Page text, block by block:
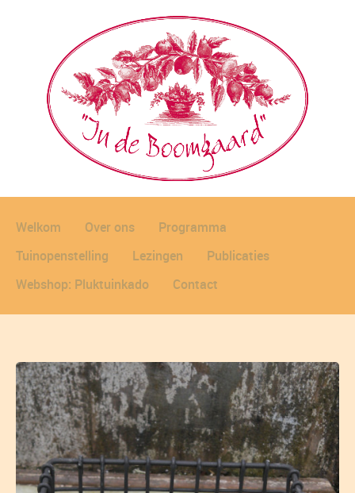
Welkom Over ons
Programma
Tuinopenstelling
Lezingen
Publicaties
Webshop: Pluktuinkado
Contact